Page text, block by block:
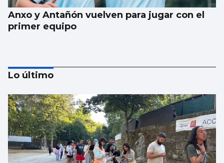
Anxo y Antañón vuelven para jugar con el
primer equipo
Lo último